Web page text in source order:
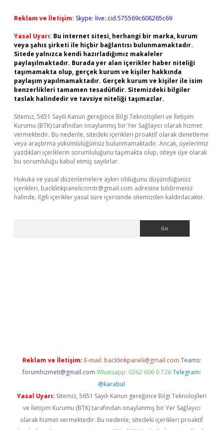
Reklam ve İletişim: Skype: live:.cid.575569c608265c69
Yasal Uyarı: Bu internet sitesi, herhangi bir marka, kurum
veya şahıs şirketi ile hiçbir bağlantısı bulunmamaktadır.
Sitede yalnızca kendi hazırladığımız makaleler
paylaşılmaktadır. Burada yer alan içerikler haber niteliği
taşımamakta olup, gerçek kurum ve kişiler hakkında
paylaşım yapılmamaktadır. Gerçek kurum ve kişiler ile isim
benzerlikleri tamamen tesadüfidir. Sitemizdeki bilgiler
taslak halindedir ve tavsiye niteliği taşımazlar.
Sitemiz, 5651 Sayılı Kanun gereğince Bilgi Teknolojileri ve İletişim
Kurumu (BTK) tarafından onaylanmış bir Yer Sağlayıcı olarak hizmet
vermektedir. Bu nedenle, sitedeki içerikleri proaktif olarak denetleme
veya araştırma yükümlülüğümüz bulunmamaktadır. Ancak, üyelerimiz
yazdıkları içeriklerin sorumluluğunu taşımakta olup, siteye üye olarak
bu sorumluluğu kabul etmiş sayılırlar.
Hukuka ve yasal düzenlemelere aykırı olduğunu düşündüğünüz
içerikleri, backlinkpanelicomtr@gmail.com adresine bildirmeniz
halinde, ilgili içerikler yasal süre içerisinde sitemizden kaldırılacaktır.
Reklam ve İletişim: E-mail: backlinkpaneli@gmail.com Teams:
forumhizmeti@gmail.com Whatsapp: 0262 606 0 726 Telegram:
@karabul
Yasal Uyarı: Sitemiz, 5651 Sayılı Kanun gereğince Bilgi Teknolojileri
ve İletişim Kurumu (BTK) tarafından onaylanmış bir Yer Sağlayıcı
olarak hizmet vermektedir. Bu nedenle, sitedeki içerikleri proaktif